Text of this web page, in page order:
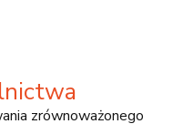
zrównoważonego